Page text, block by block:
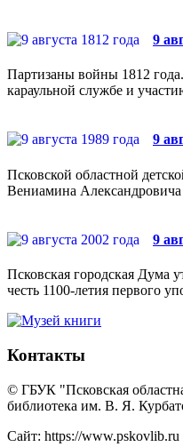
9
Партизаны войны 1812
караульной службе и
9
Псковской областной
Вениамина
9
Псковская городская Дума
честь 1100-летия первого
Контакты
© ГБУК "Псковская
библиотека им. В. Я.
Сайт: https://www.pskovlib.ru